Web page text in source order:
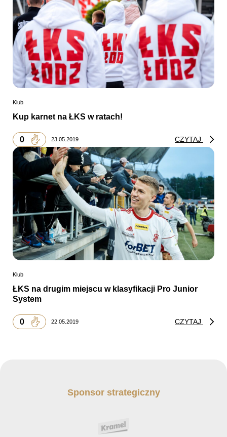
Klub
Kup karnet na ŁKS w ratach!
0 23.05.2019 CZYTAJ
Klub
ŁKS na drugim miejscu w klasyfikacji Pro Junior
System
0 22.05.2019 CZYTAJ
Sponsor strategiczny